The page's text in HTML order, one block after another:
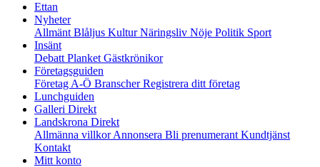
Ettan
Nyheter
Allmänt Blåljus KulturNäringsliv Nöje Politik Sport
Insänt
Debatt Planket Gästkrönikor
Företagsguiden
Företag A-Ö BranscherRegistrera ditt företag
Lunchguiden
Galleri Direkt
Landskrona Direkt
Allmänna villkorAnnonsera Bli prenumerant Kundtjänst
Kontakt
Mitt konto